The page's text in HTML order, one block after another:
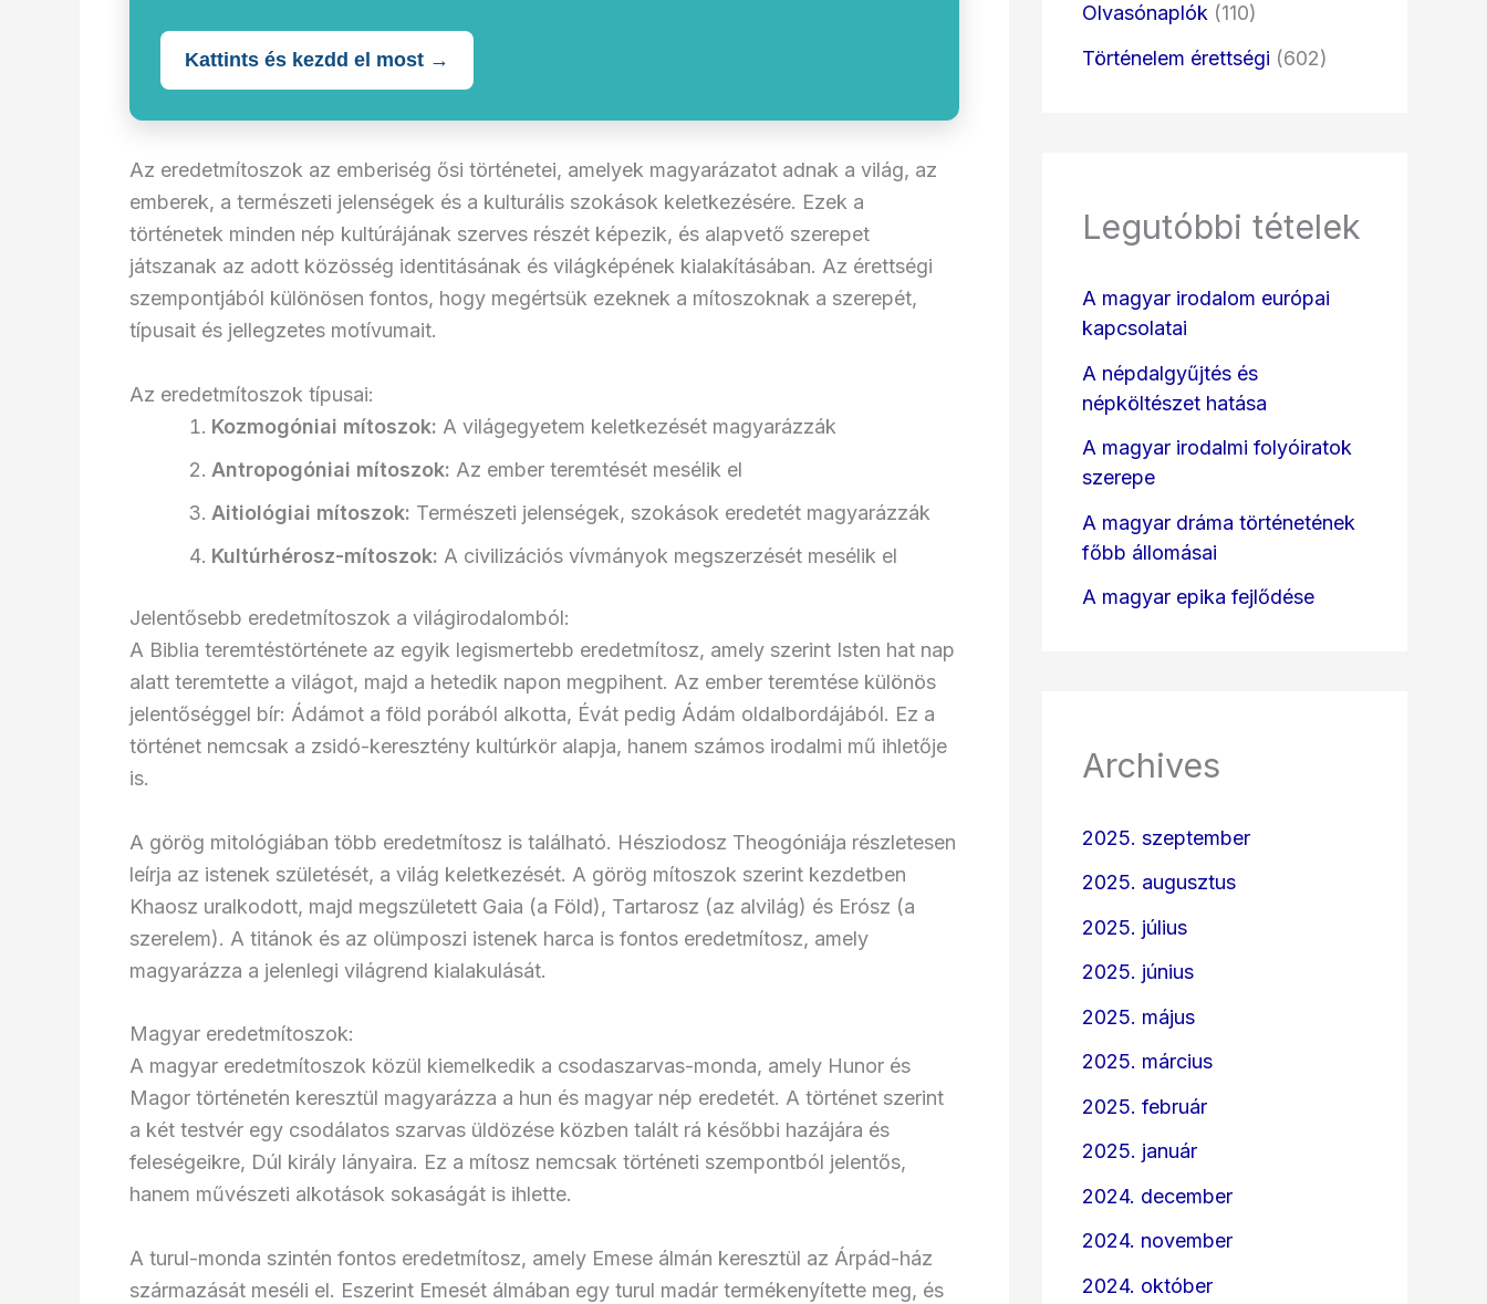
Kattints és kezdd el most →
Az eredetmítoszok az emberiség ősi történetei, amelyek magyarázatot adnak a világ, az
emberek, a természeti jelenségek és a kulturális szokások keletkezésére. Ezek a
történetek minden nép kultúrájának szerves részét képezik, és alapvető szerepet
játszanak az adott közösség identitásának és világképének kialakításában. Az érettségi
szempontjából különösen fontos, hogy megértsük ezeknek a mítoszoknak a szerepét,
típusait és jellegzetes motívumait.
Az eredetmítoszok típusai:
Kozmogóniai mítoszok: A világegyetem keletkezését magyarázzák
Antropogóniai mítoszok: Az ember teremtését mesélik el
Aitiológiai mítoszok: Természeti jelenségek, szokások eredetét magyarázzák
Kultúrhérosz-mítoszok: A civilizációs vívmányok megszerzését mesélik el
Jelentősebb eredetmítoszok a világirodalomból:
A Biblia teremtéstörténete az egyik legismertebb eredetmítosz, amely szerint Isten hat nap
alatt teremtette a világot, majd a hetedik napon megpihent. Az ember teremtése különös
jelentőséggel bír: Ádámot a föld porából alkotta, Évát pedig Ádám oldalbordájából. Ez a
történet nemcsak a zsidó-keresztény kultúrkör alapja, hanem számos irodalmi mű ihletője
is.
A görög mitológiában több eredetmítosz is található. Hésziodosz Theogóniája részletesen
leírja az istenek születését, a világ keletkezését. A görög mítoszok szerint kezdetben
Khaosz uralkodott, majd megszületett Gaia (a Föld), Tartarosz (az alvilág) és Erósz (a
szerelem). A titánok és az olümposzi istenek harca is fontos eredetmítosz, amely
magyarázza a jelenlegi világrend kialakulását.
Magyar eredetmítoszok:
A magyar eredetmítoszok közül kiemelkedik a csodaszarvas-monda, amely Hunor és
Magor történetén keresztül magyarázza a hun és magyar nép eredetét. A történet szerint
a két testvér egy csodálatos szarvas üldözése közben talált rá későbbi hazájára és
feleségeikre, Dúl király lányaira. Ez a mítosz nemcsak történeti szempontból jelentős,
hanem művészeti alkotások sokaságát is ihlette.
A turul-monda szintén fontos eredetmítosz, amely Emese álmán keresztül az Árpád-ház
származását meséli el. Eszerint Emesét álmában egy turul madár termékenyítette meg, és
Olvasónaplók (110)
Történelem érettségi (602)
Legutóbbi tételek
A magyar irodalom európai
kapcsolatai
A népdalgyűjtés és
népköltészet hatása
A magyar irodalmi folyóiratok
szerepe
A magyar dráma történetének
főbb állomásai
A magyar epika fejlődése
Archives
2025. szeptember
2025. augusztus
2025. július
2025. június
2025. május
2025. március
2025. február
2025. január
2024. december
2024. november
2024. október